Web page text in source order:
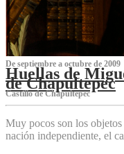
De septiembre a octubre de 2009
Huellas de
de Chapultepec
Castillo de Chapultepec
Muy pocos son los
nación independiente, el